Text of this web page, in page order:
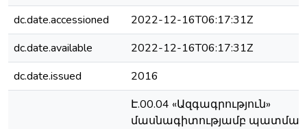
dc.date.accessioned
2022-12-16T06:17:31Z
dc.date.available
2022-12-16T06:17:31Z
dc.date.issued
2016
Է.00.04 «Ազգագրություն»
մասնագիտությամբ